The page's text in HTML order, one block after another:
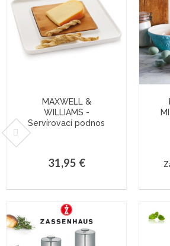
MAXWELL &
WILLIAMS -
Servírovací podnos
31,95 €